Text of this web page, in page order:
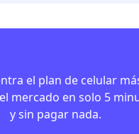
el plan de celular
mercado en solo 5
y sin pagar nada.